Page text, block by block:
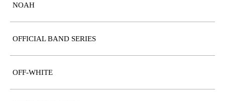
NOAH
OFFICIAL BAND SERIES
OFF-WHITE